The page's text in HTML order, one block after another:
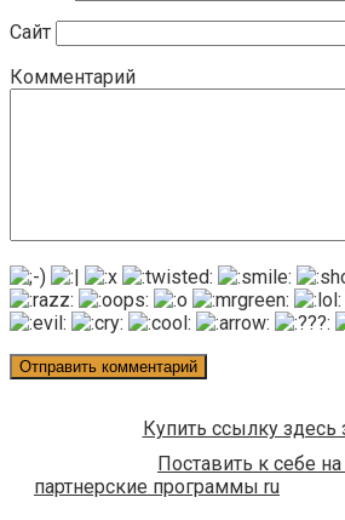
Сайт
Комментарий
Купить ссылку здесь
Поставить к себе на
партнерские программы ru